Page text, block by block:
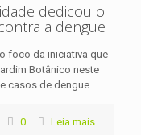
dedicou o
a dengue
foco da iniciativa que
Botânico neste
casos de dengue.
0 Leia mais...